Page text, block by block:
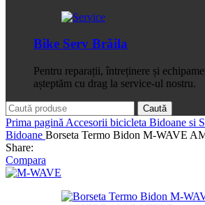
Bike Serv Brăila
Pentru reparații, întreținere și
așteptăm cu drag la service-ul nostru.
Caută
Prima pagină Accesorii bicicleta Bidoane si
Bidoane Borseta Termo Bidon M-WAVE
Share:
Compara